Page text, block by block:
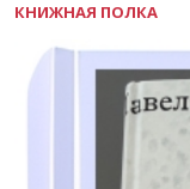
КНИЖНАЯ ПОЛКА